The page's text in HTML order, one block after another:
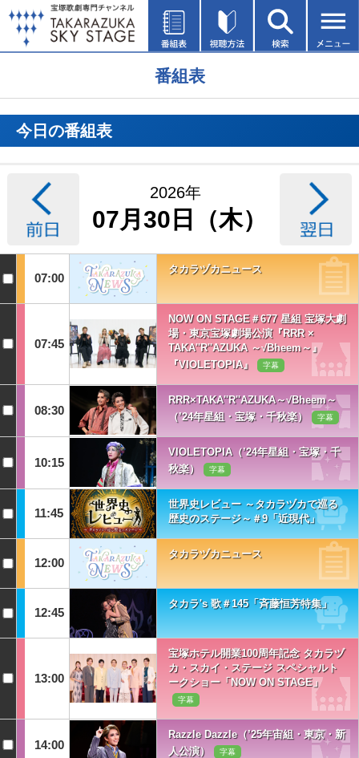
番組表
今日の番組表
2026年
07月30日（木）
07:00
タカラヅカニュース
07:45
NOW ON STAGE＃677 星組 宝塚大劇
場・東京宝塚劇場公演『RRR ×
TAKA''R''AZUKA ～√Bheem～』
『VIOLETOPIA』
字幕
08:30
RRR×TAKA''R''AZUKA～√Bheem～
（’24年星組・宝塚・千秋楽）
字幕
10:15
VIOLETOPIA（’24年星組・宝塚・千
秋楽）
字幕
11:45
世界史レビュー ～タカラヅカで巡る
歴史のステージ～＃9「近現代」
12:00
タカラヅカニュース
12:45
タカラ's 歌＃145「斉藤恒芳特集」
13:00
宝塚ホテル開業100周年記念 タカラヅ
カ・スカイ・ステージ スペシャルト
ークショー「NOW ON STAGE」
字幕
14:00
Razzle Dazzle（’25年宙組・東京・新
人公演）
字幕